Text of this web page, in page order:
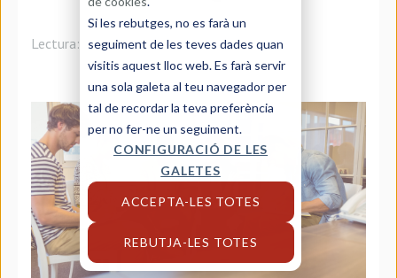
Si les rebutges, no es farà un
seguiment de les teves dades quan
visitis aquest lloc web. Es farà servir
una sola galeta al teu navegador per
tal de recordar la teva preferència
per no fer-ne un seguiment.
CONFIGURACIÓ DE LES
GALETES
ACCEPTA-LES TOTES
REBUTJA-LES TOTES
Lectura: 5 minutos